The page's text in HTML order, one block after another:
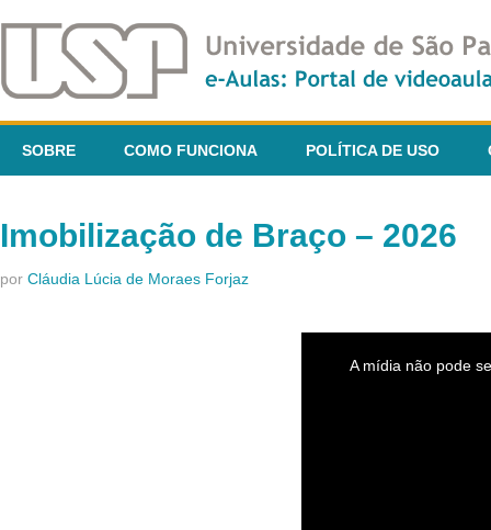
SOBRE COMO FUNCIONA POLÍTICA DE USO
Imobilização de Braço – 2026
por Cláudia Lúcia de Moraes Forjaz
A mídia não pode